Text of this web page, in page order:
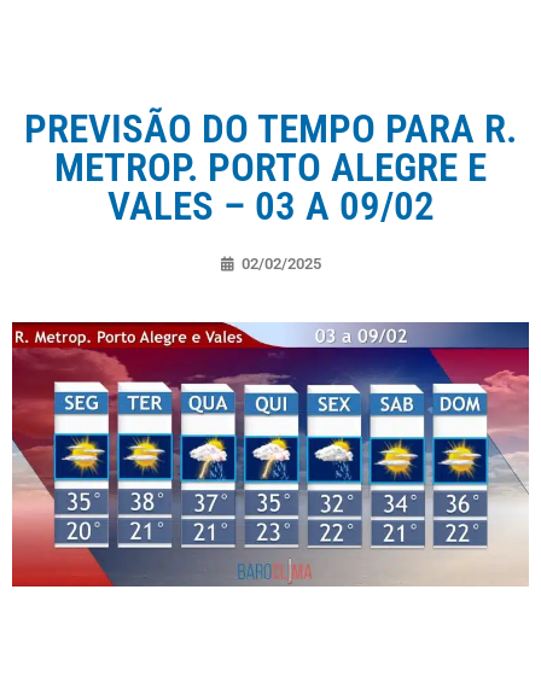
PREVISÃO DO TEMPO PARA R.
METROP. PORTO ALEGRE E
VALES – 03 A 09/02
02/02/2025